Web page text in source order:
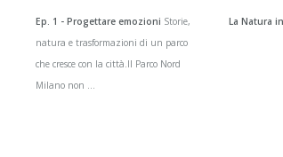
Ep. 1 - Progettare emozioni Storie,
natura e trasformazioni di un parco
che cresce con la città.Il Parco Nord
Milano non ...
La Natura